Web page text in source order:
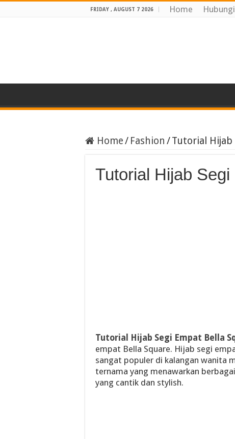
FRIDAY , AUGUST 7 2026 Home
Home/ Fashion /Tutorial Hijab
Tutorial Hijab
Tutorial Hijab Segi Empat Bella
empat Bella Square. Hijab segi
sangat populer di kalangan wanita
ternama yang menawarkan
yang cantik dan stylish.